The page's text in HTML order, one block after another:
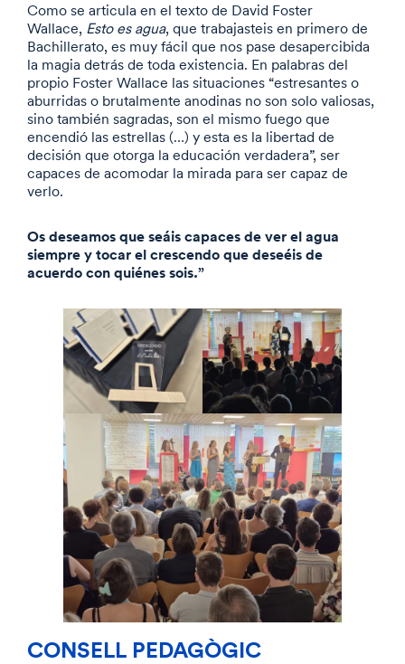
Como se articula en el texto de David Foster
Wallace, Esto es agua, que trabajasteis en primero de
Bachillerato, es muy fácil que nos pase desapercibida
la magia detrás de toda existencia. En palabras del
propio Foster Wallace las situaciones “estresantes o
aburridas o brutalmente anodinas no son solo valiosas,
sino también sagradas, son el mismo fuego que
encendió las estrellas (…) y esta es la libertad de
decisión que otorga la educación verdadera”, ser
capaces de acomodar la mirada para ser capaz de
verlo.
Os deseamos que seáis capaces de ver el agua
siempre y tocar el crescendo que deseéis de
acuerdo con quiénes sois.”
CONSELL PEDAGÒGIC